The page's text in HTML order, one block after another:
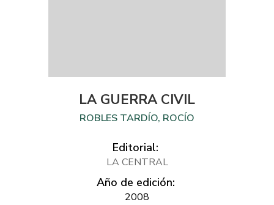
LA GUERRA CIVIL
ROBLES TARDÍO, ROCÍO
Editorial:
LA CENTRAL
Año de edición:
2008